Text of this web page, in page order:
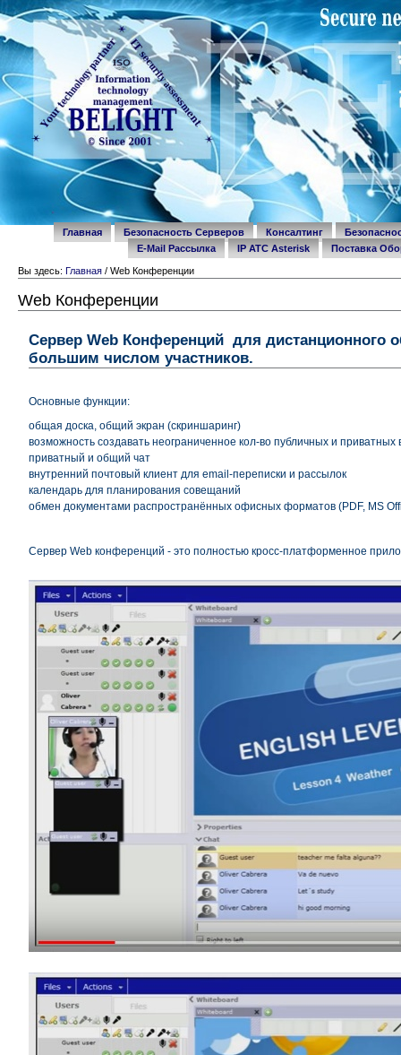
Главная Безопасность Серверов Консалтинг
E-Mail Рассылка
IP ATC Asterisk Поставка
Вы здесь: Главная / Web Конференции
Web Конференции
Сервер Web Конференций для дистанционного
большим числом участников.
Основные функции:
общая доска, общий экран (скриншаринг)
возможность создавать неограниченное кол-во публичных и приватных
приватный и общий чат
внутренний почтовый клиент для email-переписки и рассылок
календарь для планирования совещаний
обмен документами распространённых офисных форматов (PDF, MS
Сервер Web конференций - это полностью кросс-платформенное